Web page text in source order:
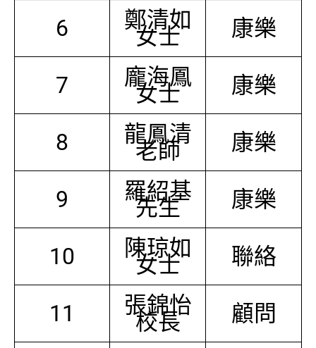
6 鄭清如
女士 康樂
7 龐海鳳
女士 康樂
8 龍鳳清
老師 康樂
9 羅紹基
先生 康樂
10 陳琼如
女士 聯絡
11 張錦怡
校長 顧問